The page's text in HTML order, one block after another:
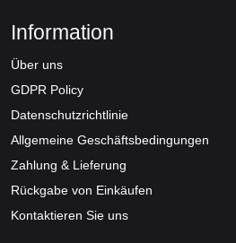
Information
Über uns
GDPR Policy
Datenschutzrichtlinie
Allgemeine Geschäftsbedingungen
Zahlung & Lieferung
Rückgabe von Einkäufen
Kontaktieren Sie uns